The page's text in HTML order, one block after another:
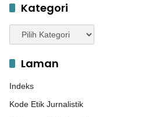
Kategori
Kategori
Laman
Indeks
Kode Etik Jurnalistik